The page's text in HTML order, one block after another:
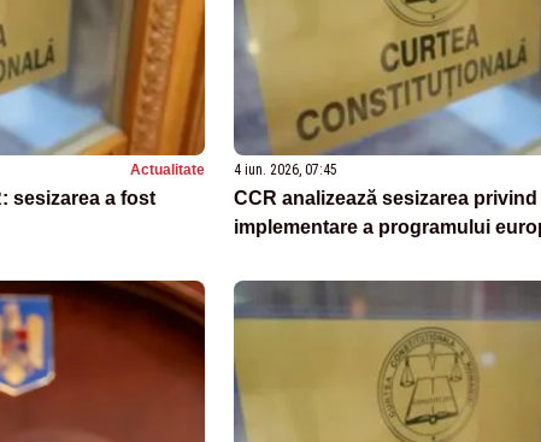
Actualitate
sesizarea a fost
4 iun. 2026, 07:45
CCR analizează sesizarea
implementare a programului